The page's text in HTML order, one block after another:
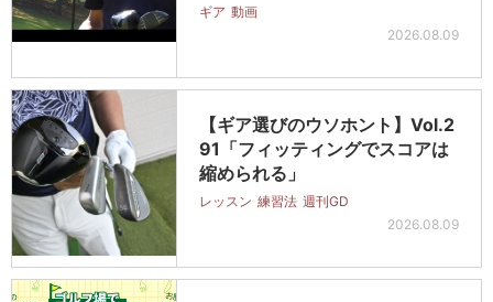
ギア 動画
2026.08.09
【ギア選びのウソホント】Vol.2
91「フィッティングでスコアは
縮められる」
レッスン 練習法 週刊GD
2026.08.09